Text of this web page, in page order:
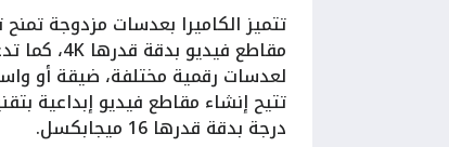
تتميز الكاميرا بعدسات مزدوجة
درجة بدقة قدرها 16 ميجابكسل.